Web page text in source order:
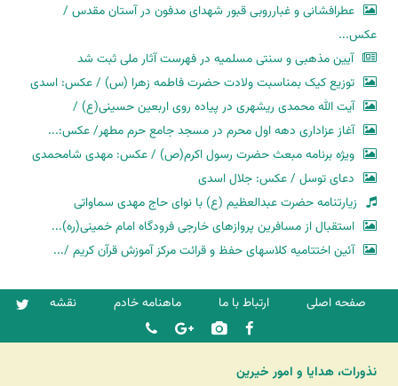
عطرافشانی و غبارروبی قبور شهدای مدفون در آستان مقدس /
عکس...
آیین مذهبی و سنتی مسلمیه در فهرست آثار ملی ثبت شد
توزیع کیک بمناسبت ولادت حضرت فاطمه زهرا (س) / عکس: اسدی
آیت الله محمدی ریشهری در پیاده روی اربعین حسینی(ع) /
آغاز عزاداری دهه اول محرم در مسجد جامع حرم مطهر/ عکس:...
ویژه برنامه مبعث حضرت رسول اکرم(ص) / عکس: مهدی شامحمدی
دعای توسل / عکس: جلال اسدی
زیارتنامه حضرت عبدالعظیم (ع) با نوای حاج مهدی سماواتی
استقبال از مسافرین پروازهای خارجی فرودگاه امام خمینی(ره)...
آئین اختتامیه کلاسهای حفظ و قرائت مرکز آموزش قرآن کریم /...
صفحه اصلی ارتباط با ما ماهنامه خادم نقشه
نذورات، هدایا و امور خیرین